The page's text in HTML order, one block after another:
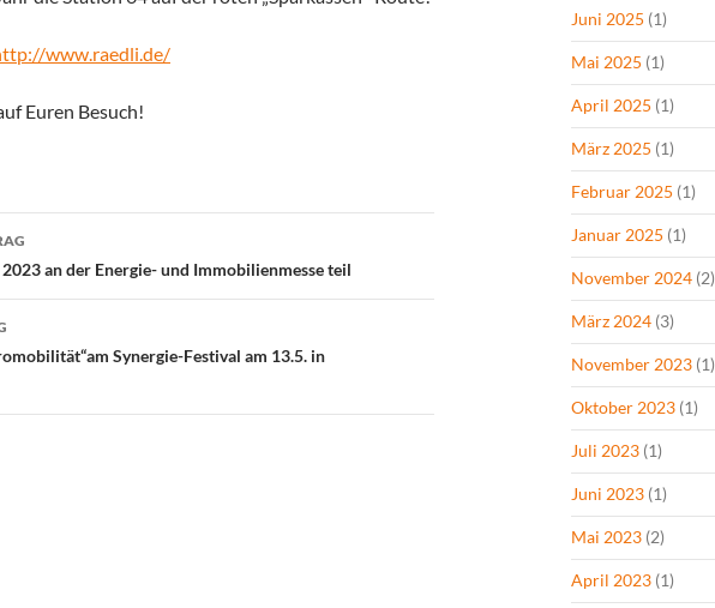
www.raedli.de/
Euren Besuch!
an der Energie- und Immobilienmesse teil
Synergie-Festival am 13.5. in
Juni 2025 (1)
Mai 2025 (1)
April 2025 (1)
März 2025 (1)
Februar 2025 (1)
Januar 2025 (1)
November 2024 (2)
März 2024 (3)
November 2023 (1)
Oktober 2023 (1)
Juli 2023 (1)
Juni 2023 (1)
Mai 2023 (2)
April 2023 (1)